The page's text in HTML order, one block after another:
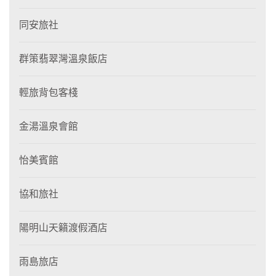
同安旅社
群策翡翠灣溫泉飯店
輕旅背包客棧
金湯溫泉會館
怡美賓館
協和旅社
陽明山天籟渡假酒店
雨島旅店